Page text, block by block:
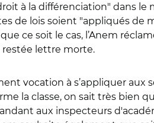
à la différenciation" dans
de lois soient "appliqués de
ce soit le cas, l’Anem
restée lettre morte.
vocation à s’appliquer aux
la classe, on sait très bien
aux inspecteurs